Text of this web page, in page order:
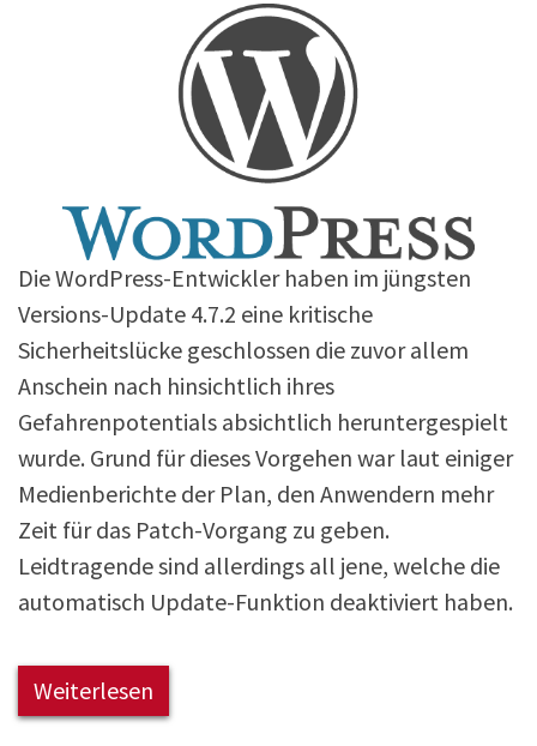
Die WordPress-Entwickler haben im jüngsten
Versions-Update 4.7.2 eine kritische
Sicherheitslücke geschlossen die zuvor allem
Anschein nach hinsichtlich ihres
Gefahrenpotentials absichtlich heruntergespielt
wurde. Grund für dieses Vorgehen war laut einiger
Medienberichte der Plan, den Anwendern mehr
Zeit für das Patch-Vorgang zu geben.
Leidtragende sind allerdings all jene, welche die
automatisch Update-Funktion deaktiviert haben.
Weiterlesen